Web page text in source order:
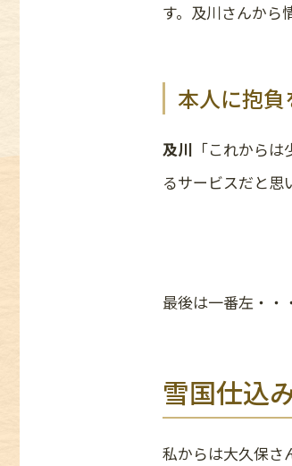
す。及川さんから
本人に抱
及川 「これから
るサービスだと思
最後は一番左・・
雪国仕込
私からは大久保さ